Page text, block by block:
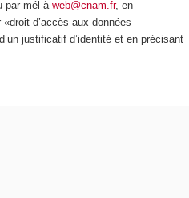
par mél à web@cnam.fr, en
d’accès aux données
justificatif d’identité et en précisant